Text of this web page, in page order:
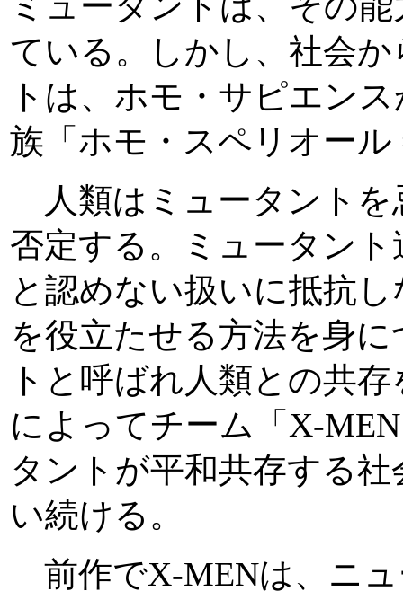
ている。しかし、社会
トは、ホモ・サピエン
族「ホモ・スペリオー
人類はミュータントを
否定する。ミュータン
と認めない扱いに抵抗
を役立たせる方法を身
トと呼ばれ人類との共
によってチーム「X-
タントが平和共存する
い続ける。
前作でX-MENは、ニ